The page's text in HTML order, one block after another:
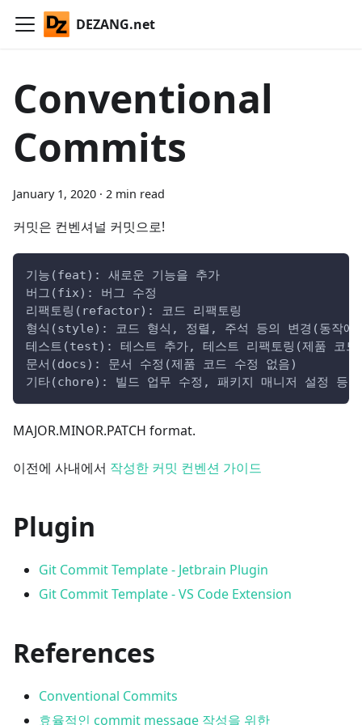
DEZANG.net
Conventional
Commits
January 1, 2020 · 2 min read
커밋은 컨벤셔널 커밋으로!
기능(feat): 새로운 기능을 추가
버그(fix): 버그 수정
리팩토링(refactor): 코드 리팩토링
형식(style): 코드 형식, 정렬, 주석 등의 변경(동작에
테스트(test): 테스트 추가, 테스트 리팩토링(제품 코
문서(docs): 문서 수정(제품 코드 수정 없음)
기타(chore): 빌드 업무 수정, 패키지 매니저 설정 등
MAJOR.MINOR.PATCH format.
이전에 사내에서 작성한 커밋 컨벤션 가이드
Plugin
Git Commit Template - Jetbrain Plugin
Git Commit Template - VS Code Extension
References
Conventional Commits
효율적인 commit message 작성을 위한